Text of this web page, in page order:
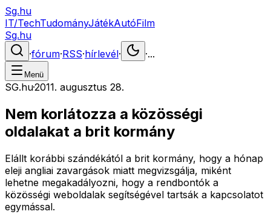
Sg.hu
IT/TechTudományJátékAutóFilm
Sg.hu
·fórum·RSS·hírlevél· ·...
Menü
SG.hu·2011. augusztus 28.
Nem korlátozza a közösségi
oldalakat a brit kormány
Elállt korábbi szándékától a brit kormány, hogy a hónap
eleji angliai zavargások miatt megvizsgálja, miként
lehetne megakadályozni, hogy a rendbontók a
közösségi weboldalak segítségével tartsák a kapcsolatot
egymással.